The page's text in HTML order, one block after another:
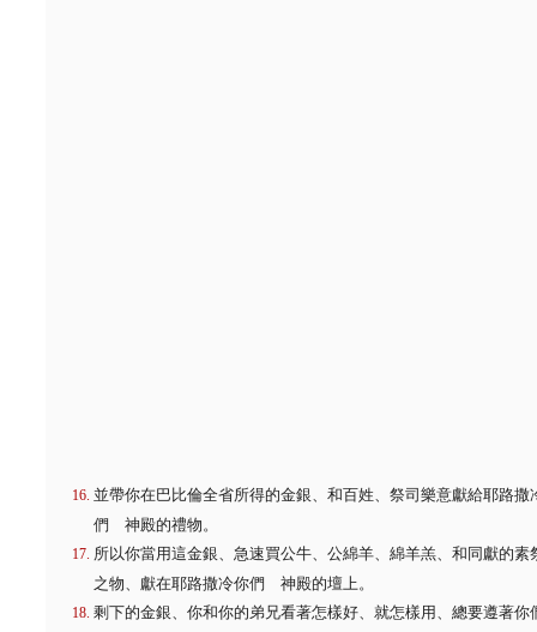
並帶你在巴比倫全省所得的金銀、和百姓、祭司樂意獻給耶路撒
們 神殿的禮物。
所以你當用這金銀、急速買公牛、公綿羊、綿羊羔、和同獻的素
之物、獻在耶路撒冷你們 神殿的壇上。
剩下的金銀、你和你的弟兄看著怎樣好、就怎樣用、總要遵著